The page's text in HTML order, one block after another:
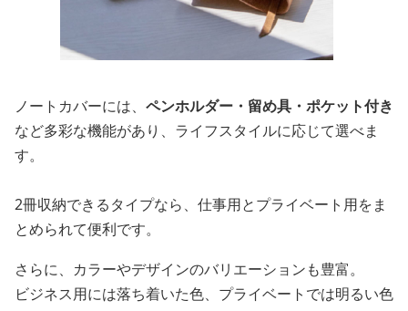
ノートカバーには、 ペンホルダー・留め具・ポケット付き
など多彩な機能があり、ライフスタイルに応じて選べま
す。
2冊収納できるタイプなら、仕事用とプライベート用をま
とめられて便利です。
さらに、カラーやデザインのバリエーションも豊富。
ビジネス用には落ち着いた色、プライベートでは明るい色